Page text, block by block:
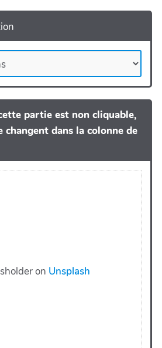
partie est non cliquable,
changent dans la colonne de